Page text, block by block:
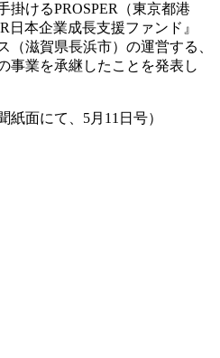
掛けるPROSPER（東京都港
日本企業成長支援ファンド』
（滋賀県長浜市）の運営する、
事業を承継したことを発表し
紙面にて、5月11日号）